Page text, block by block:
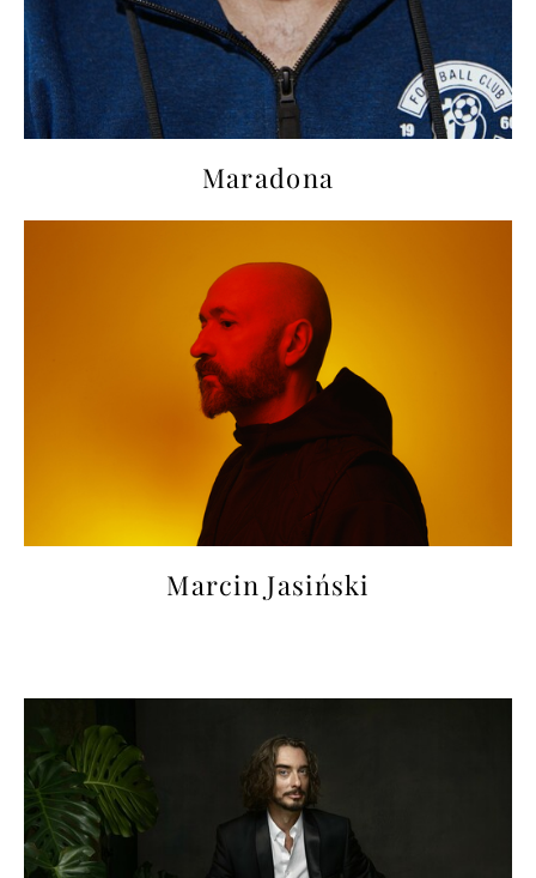
Maradona
Marcin Jasiński